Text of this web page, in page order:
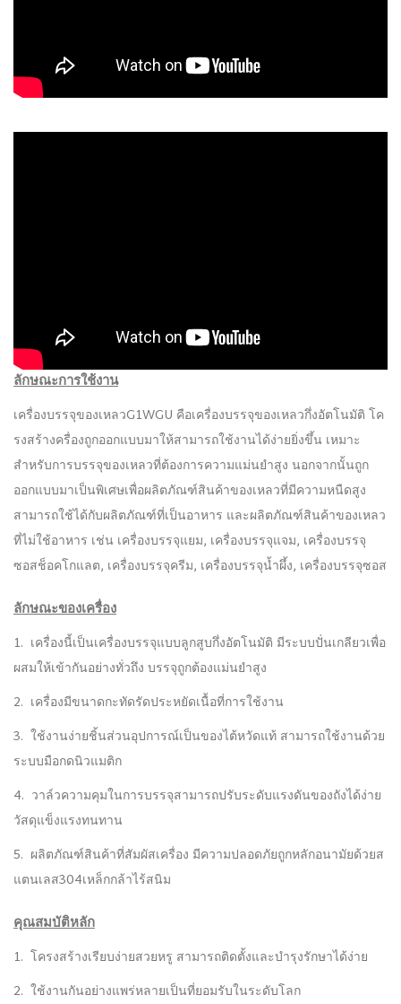
ลักษณะการใช้งาน
เครื่องบรรจุของเหลวG1WGU คือเครื่องบรรจุของเหลวกึ่งอัตโนมัติ โค
รงสร้างครื่องถูกออกแบบมาให้สามารถใช้งานได้ง่ายยิ่งขึ้น เหมาะ
สำหรับการบรรจุของเหลวที่ต้องการความแม่นยำสูง นอกจากนั้นถูก
ออกแบบมาเป็นพิเศษเพื่อผลิตภัณฑ์สินค้าของเหลวที่มีความหนืดสูง
สามารถใช้ได้กับผลิตภัณฑ์ที่เป็นอาหาร และผลิตภัณฑ์สินค้าของเหลว
ที่ไม่ใช้อาหาร เช่น เครื่องบรรจุแยม, เครื่องบรรจุแจม, เครื่องบรรจุ
ซอสช็อคโกแลต, เครื่องบรรจุครีม, เครื่องบรรจุน้ำผึ้ง, เครื่องบรรจุซอส
ลักษณะของเครื่อง
1. เครื่องนี้เป็นเครื่องบรรจุแบบลูกสูบกึ่งอัตโนมัติ มีระบบปั่นเกลียวเพื่อ
ผสมให้เข้ากันอย่างทั่วถึง บรรจุถูกต้องแม่นยำสูง
2. เครื่องมีขนาดกะทัดรัดประหยัดเนื้อที่การใช้งาน
3. ใช้งานง่ายชิ้นส่วนอุปการณ์เป็นของไต้หวัดแท้ สามารถใช้งานด้วย
ระบบมือกดนิวแมติก
4. วาล์วความคุมในการบรรจุสามารถปรับระดับแรงดันของถังได้ง่าย
วัสดุแข็งแรงทนทาน
5. ผลิตภัณฑ์สินค้าที่สัมผัสเครื่อง มีความปลอดภัยถูกหลักอนามัยด้วยส
แตนเลส304เหล็กกล้าไร้สนิม
คุณสมบัติหลัก
1. โครงสร้างเรียบง่ายสวยหรู สามารถติดตั้งและบำรุงรักษาได้ง่าย
2. ใช้งานกันอย่างแพร่หลายเป็นที่ยอมรับในระดับโลก